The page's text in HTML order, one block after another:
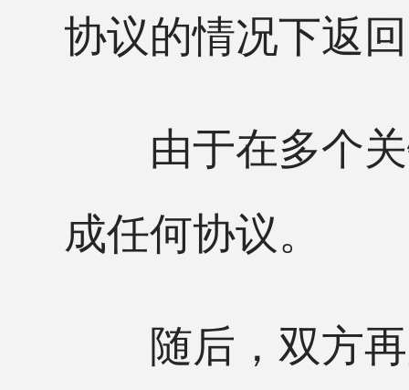
协议的情况下返
由于在多个关
成任何协议。
随后，双方再